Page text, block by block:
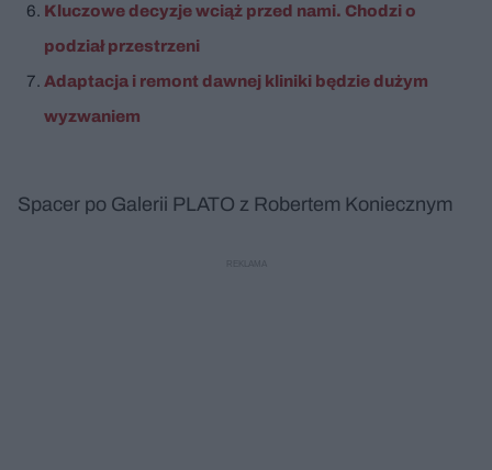
Kluczowe decyzje wciąż przed nami. Chodzi o
podział przestrzeni
Adaptacja i remont dawnej kliniki będzie dużym
wyzwaniem
Spacer po Galerii PLATO z Robertem Koniecznym